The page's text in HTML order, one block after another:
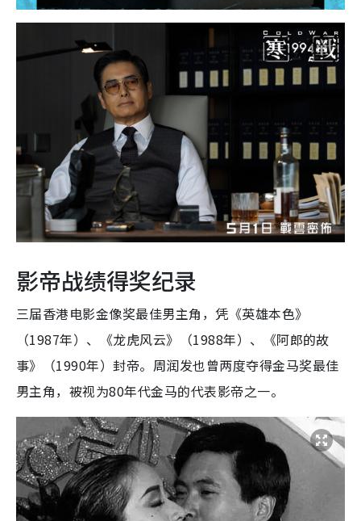
影帝战绩得奖纪录
三届香港电影金像奖最佳男主角，凭《英雄本色》
（1987年）、《龙虎风云》（1988年）、《阿郎的故
事》（1990年）封帝。周润发也曾两度夺得金马奖最佳
男主角，被视为80年代金马的代表影帝之一。